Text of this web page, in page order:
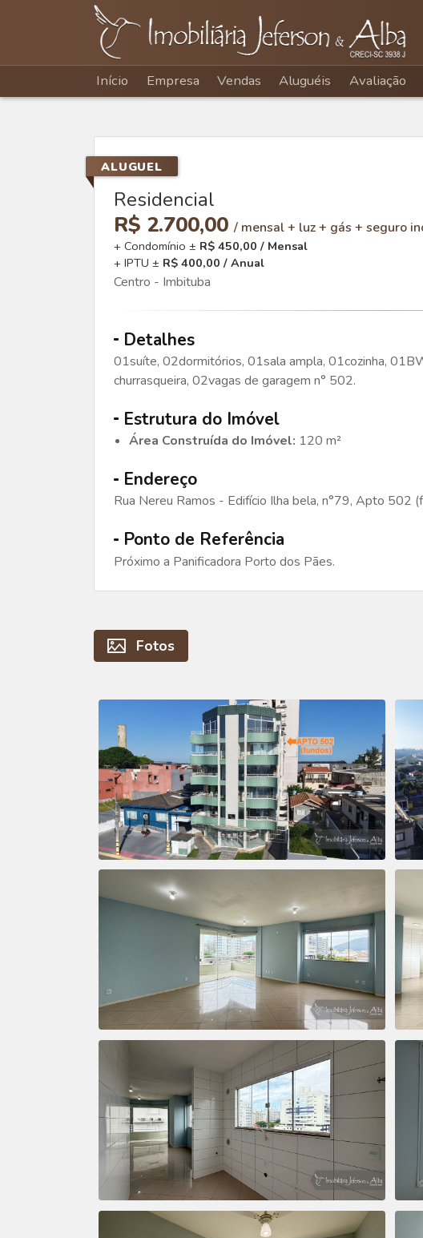
Início Empresa Vendas Aluguéis Avaliação
ALUGUEL
Residencial
R$ 2.700,00 / mensal + luz + gás + seguro
+ Condomínio ± R$ 450,00 / Mensal
+ IPTU ± R$ 400,00 / Anual
Centro - Imbituba
Detalhes
01suíte, 02dormitórios, 01sala ampla, 01cozinha,
churrasqueira, 02vagas de garagem n° 502.
Estrutura do Imóvel
Área Construída do Imóvel: 120 m²
Endereço
Rua Nereu Ramos - Edifício Ilha bela, n°79, Apto 502
Ponto de Referência
Próximo a Panificadora Porto dos Pães.
Fotos